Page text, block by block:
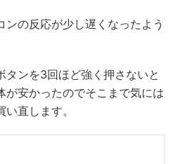
の反応が少し遅くなったよう
タンを3回ほど強く押さないと
が安かったのでそこまで気には
直します。